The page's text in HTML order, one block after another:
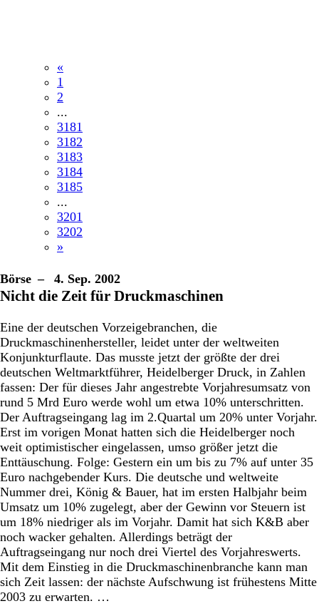
«
1
2
...
3181
3182
3183
3184
3185
...
3201
3202
»
Börse – 4. Sep. 2002
Nicht die Zeit für Druckmaschinen
Eine der deutschen Vorzeigebranchen, die
Druckmaschinenhersteller, leidet unter der weltweiten
Konjunkturflaute. Das musste jetzt der größte der drei
deutschen Weltmarktführer, Heidelberger Druck, in Zahlen
fassen: Der für dieses Jahr angestrebte Vorjahresumsatz von
rund 5 Mrd Euro werde wohl um etwa 10% unterschritten.
Der Auftragseingang lag im 2.Quartal um 20% unter Vorjahr.
Erst im vorigen Monat hatten sich die Heidelberger noch
weit optimistischer eingelassen, umso größer jetzt die
Enttäuschung. Folge: Gestern ein um bis zu 7% auf unter 35
Euro nachgebender Kurs. Die deutsche und weltweite
Nummer drei, König & Bauer, hat im ersten Halbjahr beim
Umsatz um 10% zugelegt, aber der Gewinn vor Steuern ist
um 18% niedriger als im Vorjahr. Damit hat sich K&B aber
noch wacker gehalten. Allerdings beträgt der
Auftragseingang nur noch drei Viertel des Vorjahreswerts.
Mit dem Einstieg in die Druckmaschinenbranche kann man
sich Zeit lassen: der nächste Aufschwung ist frühestens Mitte
2003 zu erwarten. …